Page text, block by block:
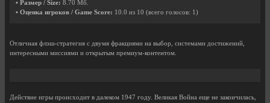
• Размер / Size: 8.70 Мб.
• Оценка игроков / Game Score: 10.0 из 10 (всего голосов: 1)
Отличная флэш-стратегия с двумя фракциями на выбор, системами достижений,
интересными миссиями и открытым премиум-контентом.
Действие игры происходит в далеком 1947 году. Великая Война еще не закончилась,